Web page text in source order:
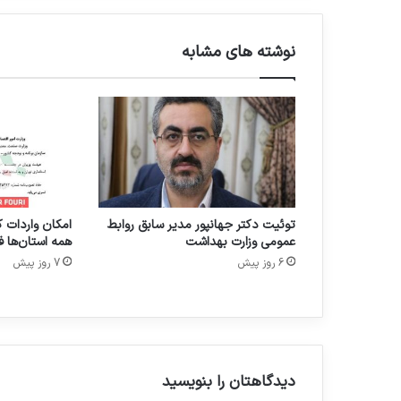
خ
ا
ر
ج
ی
؛
آ
ی
ا
ن
م
و
ه
ا
د
نوشته های مشابه
توئیت دکتر جهانپور مدیر سابق روابط
عمومی وزارت بهداشت
6 روز پیش
امکان واردات
همه استان‌ها
7 روز پیش
دیدگاهتان را بنویسید